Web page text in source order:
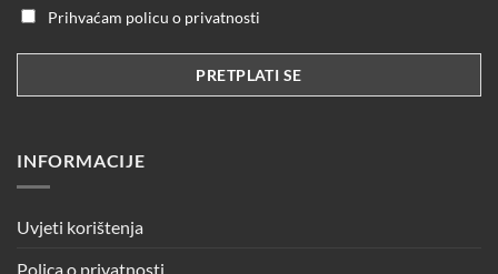
Prihvaćam policu o privatnosti
INFORMACIJE
Uvjeti korištenja
Polica o privatnosti